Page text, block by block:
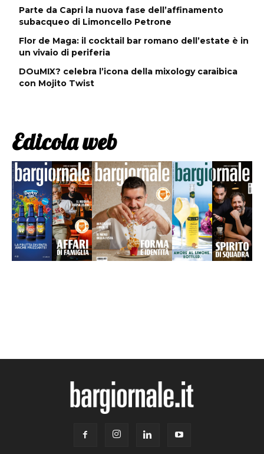
Parte da Capri la nuova fase dell’affinamento
subacqueo di Limoncello Petrone
Flor de Maga: il cocktail bar romano dell’estate è in
un vivaio di periferia
DOuMIX? celebra l’icona della mixology caraibica
con Mojito Twist
Edicola web